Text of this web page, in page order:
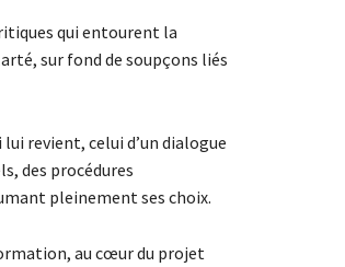
qui entourent la
sur fond de soupçons liés
revient, celui d’un dialogue
des procédures
pleinement ses choix.
au cœur du projet